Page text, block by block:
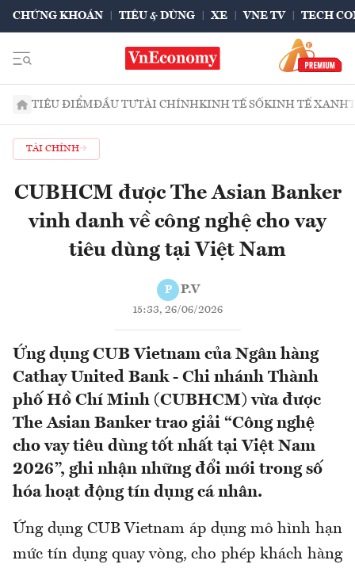
CHỨNG KHOÁN TIÊU & DÙNG XE VNE TV TECH
TIÊU ĐIỂMĐẦU TƯTÀI CHÍNHKINH TẾ SỐKINH TẾ XANH
TÀI CHÍNH
CUBHCM được The Asian Banker
vinh danh về công nghệ cho vay
tiêu dùng tại Việt Nam
P P.V
15:33, 26/06/2026
Ứng dụng CUB Vietnam của Ngân hàng
Cathay United Bank - Chi nhánh Thành
phố Hồ Chí Minh (CUBHCM) vừa được
The Asian Banker trao giải “Công nghệ
cho vay tiêu dùng tốt nhất tại Việt Nam
2026”, ghi nhận những đổi mới trong số
hóa hoạt động tín dụng cá nhân.
Ứng dụng CUB Vietnam áp dụng mô hình hạn
mức tín dụng quay vòng, cho phép khách hàng